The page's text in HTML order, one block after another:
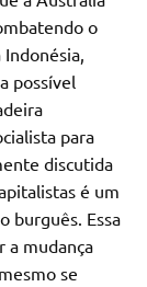
o
possível
para
discutida
é um
burguês. Essa
a mudança
se